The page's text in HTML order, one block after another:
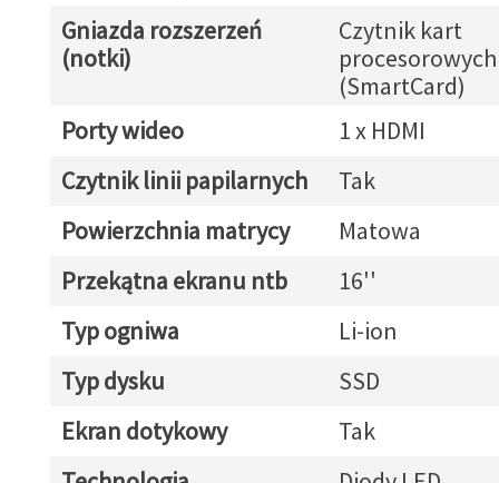
Gniazda rozszerzeń
(notki)
Czytnik kart
procesorowych
(SmartCard)
Porty wideo
1 x HDMI
Czytnik linii papilarnych
Tak
Powierzchnia matrycy
Matowa
Przekątna ekranu ntb
16''
Typ ogniwa
Li-ion
Typ dysku
SSD
Ekran dotykowy
Tak